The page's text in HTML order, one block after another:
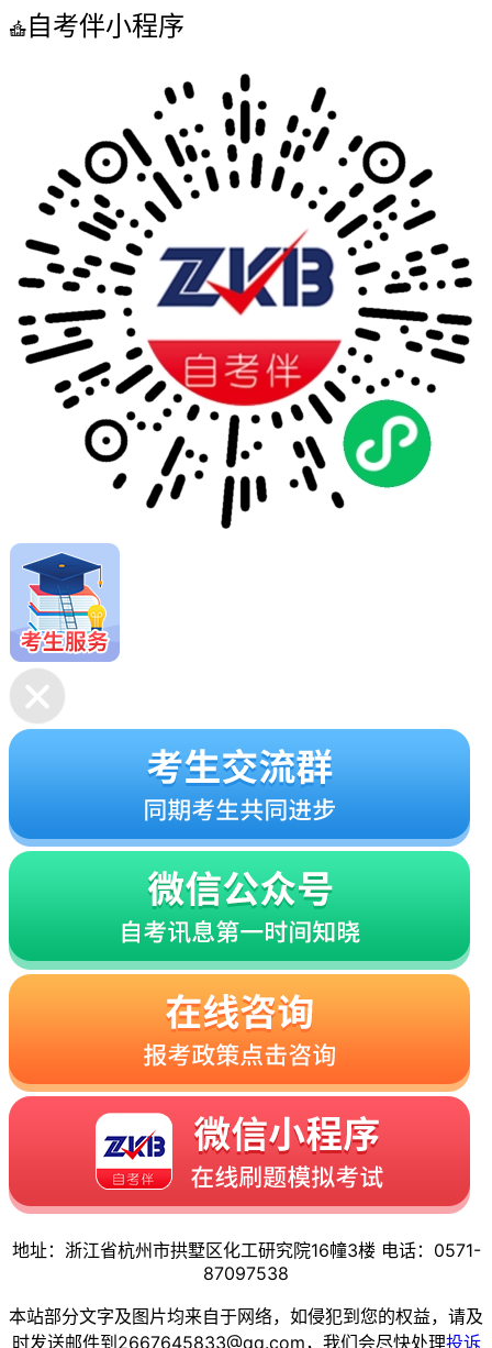
 自考伴小程序
地址：浙江省杭州市拱墅区化工研究院16幢3楼 电话：0571-
87097538
本站部分文字及图片均来自于网络，如侵犯到您的权益，请及
时发送邮件到2667645833@qq.com，我们会尽快处理投诉